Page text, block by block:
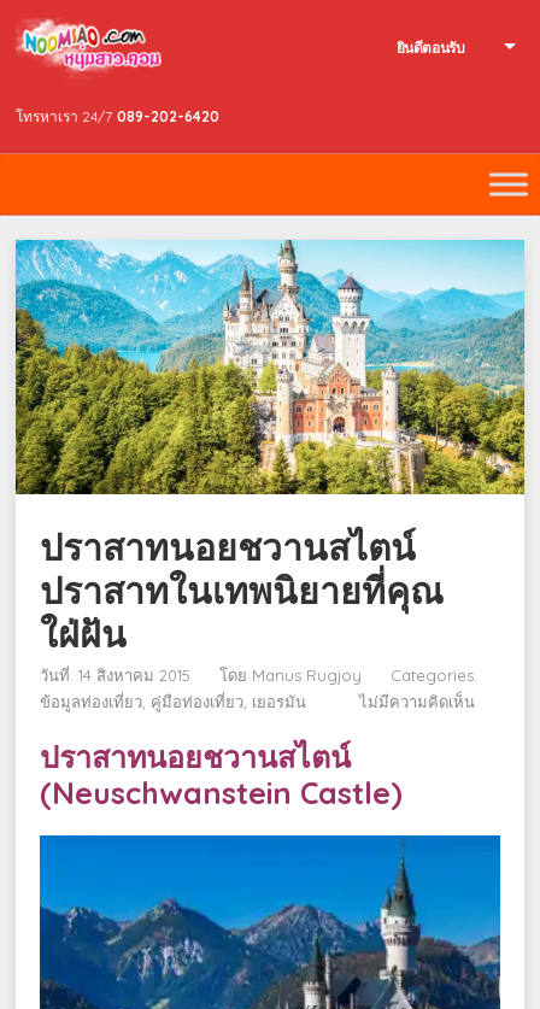
โทรหาเรา 24/7 089-202-6420
ยินดีตอนรับ
ปราสาทนอยชวานสไตน์
ปราสาทในเทพนิยายที่คุณ
ใฝ่ฝัน
วันที่: 14 สิงหาคม 2015 โดย Manus Rugjoy
Categories:
ข้อมูลท่องเที่ยว คู่มือท่องเที่ยว เยอรมัน ไม่มีความคิดเห็น
ปราสาทนอยชวานสไตน์
(Neuschwanstein Castle)